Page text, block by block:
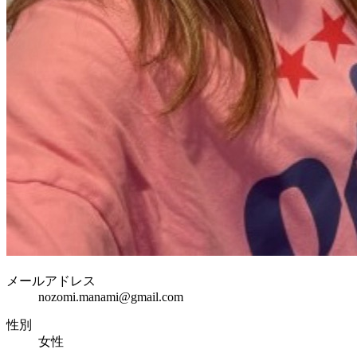
メールアドレス
nozomi.manami@gmail.com
性別
女性